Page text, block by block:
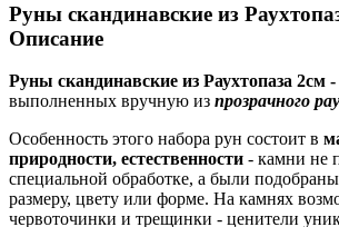
Руны скандинавские из
Описание
Руны скандинавские из Раухтопаза 2см -
выполненных вручную из прозрачного
Особенность этого набора рун состоит в
природности, естественности - камни не
специальной обработке, а были
размеру, цвету или форме. На камнях
червоточинки и трещинки - ценители